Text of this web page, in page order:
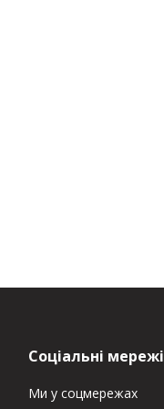
Соціальні мережі
Ми у соцмережах